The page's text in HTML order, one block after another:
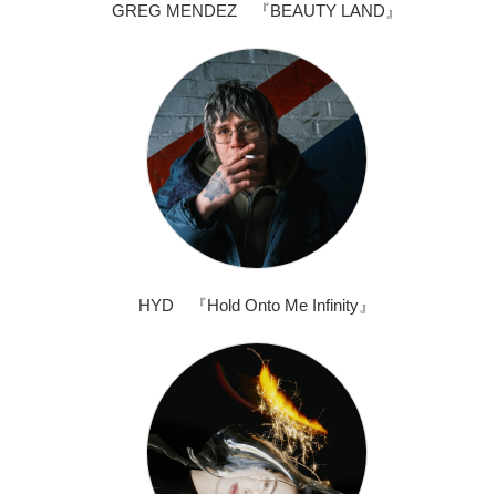
GREG MENDEZ 『BEAUTY LAND』
HYD 『Hold Onto Me Infinity』